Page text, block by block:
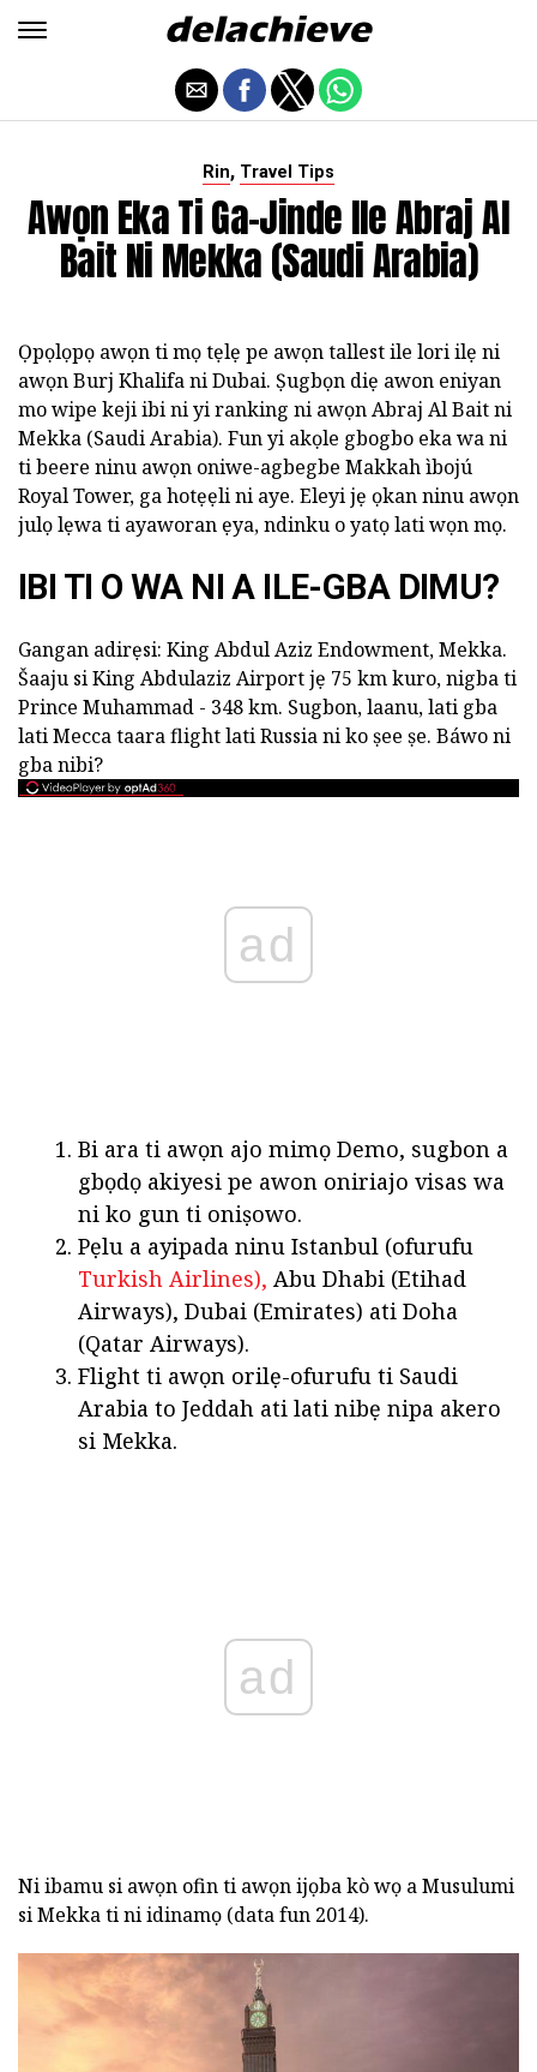
Rin, Travel Tips
Awọn Eka Ti Ga-Jinde Ile Abraj Al
Bait Ni Mekka (Saudi Arabia)
Ọpọlọpọ awọn ti mọ tẹlẹ pe awọn tallest ile lori ilẹ ni
awọn Burj Khalifa ni Dubai. Ṣugbọn diẹ awon eniyan
mo wipe keji ibi ni yi ranking ni awọn Abraj Al Bait ni
Mekka (Saudi Arabia). Fun yi akọle gbogbo eka wa ni
ti beere ninu awọn oniwe-agbegbe Makkah ìbojú
Royal Tower, ga hotẹẹli ni aye. Eleyi jẹ ọkan ninu awọn
julọ lẹwa ti ayaworan ẹya, ndinku o yatọ lati wọn mọ.
IBI TI O WA NI A ILE-GBA DIMU?
Gangan adirẹsi: King Abdul Aziz Endowment, Mekka.
Šaaju si King Abdulaziz Airport jẹ 75 km kuro, nigba ti
Prince Muhammad - 348 km. Sugbon, laanu, lati gba
lati Mecca taara flight lati Russia ni ko ṣee ṣe. Báwo ni
gba nibi?
ad
Bi ara ti awọn ajo mimọ Demo, sugbon a
gbọdọ akiyesi pe awon oniriajo visas wa
ni ko gun ti oniṣowo.
Pẹlu a ayipada ninu Istanbul (ofurufu
Turkish Airlines), Abu Dhabi (Etihad
Airways), Dubai (Emirates) ati Doha
(Qatar Airways).
Flight ti awọn orilẹ-ofurufu ti Saudi
Arabia to Jeddah ati lati nibẹ nipa akero
si Mekka.
ad
Ni ibamu si awọn ofin ti awọn ijọba kò wọ a Musulumi
si Mekka ti ni idinamọ (data fun 2014).